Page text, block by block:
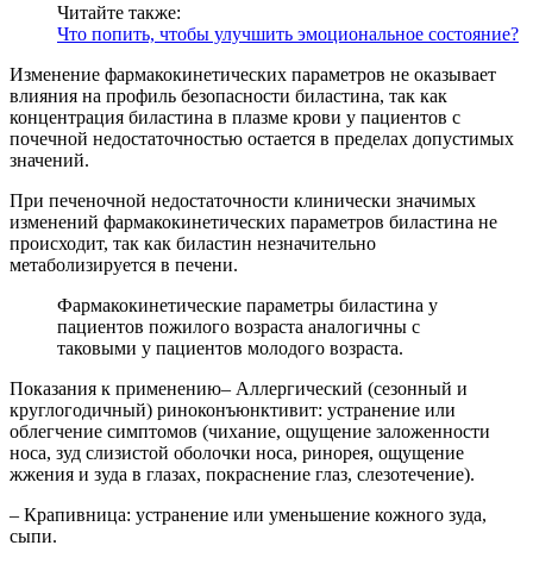
Читайте также:
Что попить, чтобы улучшить эмоциональное состояние?
Изменение фармакокинетических параметров не оказывает
влияния на профиль безопасности биластина, так как
концентрация биластина в плазме крови у пациентов с
почечной недостаточностью остается в пределах допустимых
значений.
При печеночной недостаточности клинически значимых
изменений фармакокинетических параметров биластина не
происходит, так как биластин незначительно
метаболизируется в печени.
Фармакокинетические параметры биластина у
пациентов пожилого возраста аналогичны с
таковыми у пациентов молодого возраста.
Показания к применению– Аллергический (сезонный и
круглогодичный) риноконъюнктивит: устранение или
облегчение симптомов (чихание, ощущение заложенности
носа, зуд слизистой оболочки носа, ринорея, ощущение
жжения и зуда в глазах, покраснение глаз, слезотечение).
– Крапивница: устранение или уменьшение кожного зуда,
сыпи.